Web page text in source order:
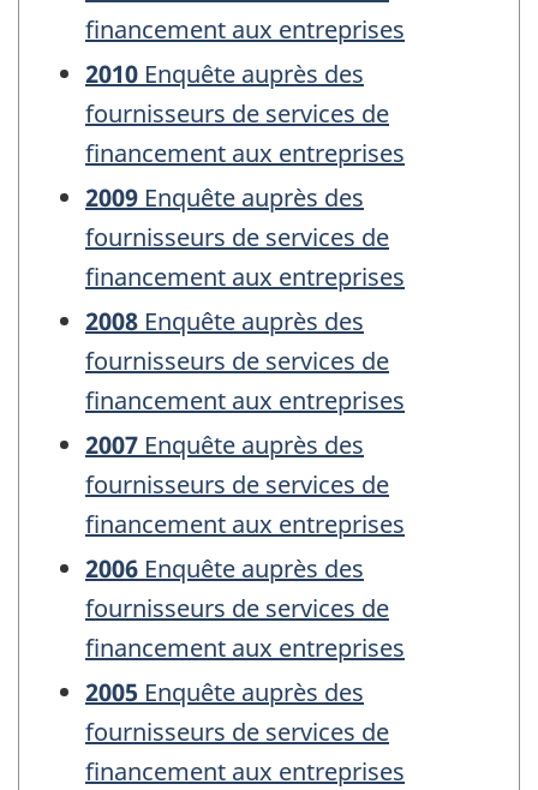
financement aux entreprises
2010 Enquête auprès des
fournisseurs de services de
financement aux entreprises
2009 Enquête auprès des
fournisseurs de services de
financement aux entreprises
2008 Enquête auprès des
fournisseurs de services de
financement aux entreprises
2007 Enquête auprès des
fournisseurs de services de
financement aux entreprises
2006 Enquête auprès des
fournisseurs de services de
financement aux entreprises
2005 Enquête auprès des
fournisseurs de services de
financement aux entreprises